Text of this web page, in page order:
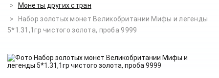
Монеты других стран
Набор золотых монет Великобритании Мифы и легенды
5*1.31,1гр чистого золота, проба 9999